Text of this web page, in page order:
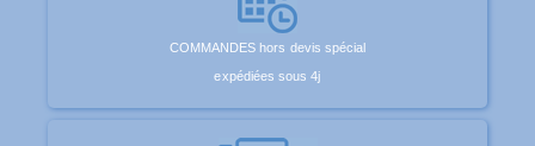
COMMANDES hors devis spécial
expédiées sous 4j